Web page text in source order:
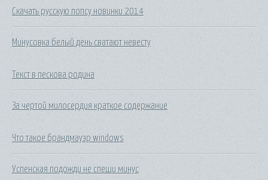
Скачать русскую попсу новинки 2014
Минусовка белый день сватают невесту
Текст в пескова родина
За чертой милосердия краткое содержание
Что такое брандмауэр windows
Успенская подожди не спеши минус